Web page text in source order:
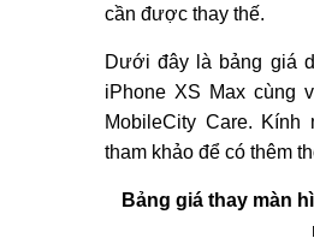
cần được thay thế.
Dưới đây là bảng giá
iPhone XS Max cùng
MobileCity Care.
tham khảo để có thêm
Bảng giá thay màn